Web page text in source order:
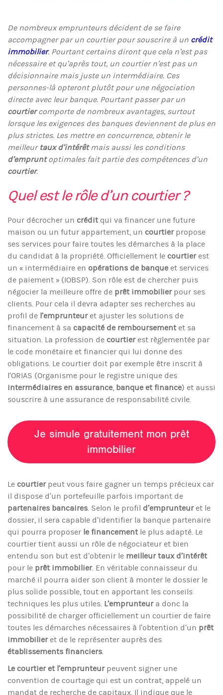
De nombreux emprunteurs décident de se faire
accompagner par un courtier pour souscrire à un crédit
immobilier. Pourtant certains diront que cela n’est pas
nécessaire et qu’après tout, un courtier n’est pas un
décisionnaire mais juste un intermédiaire. Ces
personnes-là opteront plutôt pour une négociation
directe avec leur banque. Pourtant passer par un
courtiercomporte de nombreux avantages, surtout
lorsque les exigences des banques deviennent de plus en
plus strictes. Les mettre en concurrence, obtenir le
meilleur taux d’intérêtmais aussi les conditions
d’empruntoptimales fait partie des compétences d’un
courtier.
Quel est le rôle d’un courtier ?
Pour décrocher un crédit qui va financer une future
maison ou un futur appartement, un courtierpropose
ses services pour faire toutes les démarches à la place
du candidat à la propriété. Officiellement le courtierest
un « intermédiaire en opérations de banque et services
de paiement » (IOBSP). Son rôle est de chercher puis
négocier la meilleure offre de prêt immobilierpour ses
clients. Pour cela il devra adapter ses recherches au
profil de l’emprunteuret ajuster les solutions de
financement à sa capacité de remboursement et sa
situation. La profession de courtierest règlementée par
le code monétaire et financier qui lui donne des
obligations. Le courtier doit par exemple être inscrit à
l’ORIAS (Organisme pour le registre unique des
intermédiaires en assurance, banque et finance) et aussi
souscrire à une assurance de responsabilité civile.
Je simule gratuitement mon prêt
immobilier
Le courtier peut vous faire gagner un temps précieux car
il dispose d’un portefeuille parfois important de
partenaires bancaires. Selon le profil d’emprunteur et le
dossier, il sera capable d’identifier la banque partenaire
qui pourra proposer le financement le plus adapté. Le
courtier tient aussi un rôle de négociateur et bien
entendu son but est d’obtenir le meilleur taux d’intérêt
pour le prêt immobilier. En véritable connaisseur du
marché il pourra aider son client à monter le dossier le
plus solide possible, tout en apportant les conseils
techniques les plus utiles. L’emprunteura donc la
possibilité de charger officiellement un courtier de faire
toutes les démarches nécessaires à l’obtention d’un prêt
immobilieret de le représenter auprès des
établissements financiers.
Le courtier et l’emprunteurpeuvent signer une
convention de courtage qui est un contrat, appelé un
mandat de recherche de capitaux. Il indique que le